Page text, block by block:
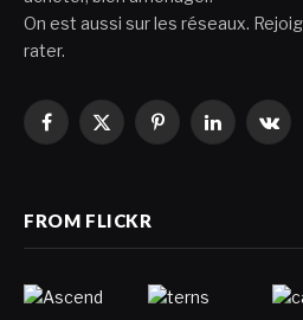
On est aussi sur les réseaux.
rater.
Facebook
X
PinterestLinkedIn
FROM FLICKR